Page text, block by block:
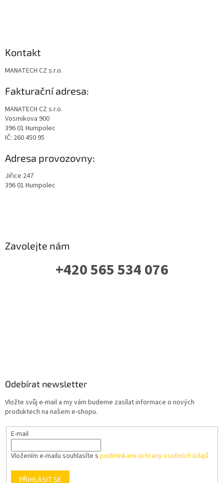
Kontakt
MANATECH CZ s.r.o.
Fakturační adresa:
MANATECH CZ s.r.o.
Vosmikova 900
396 01 Humpolec
IČ: 260 450 95
Adresa provozovny:
Jiřice 247
396 01 Humpolec
Zavolejte nám
+420 565 534 076
Odebírat newsletter
Vložte svůj e-mail a my vám budeme zasílat informace o nových
produktech na našem e-shopu.
E-mail
Vložením e-mailu souhlasíte s podmínkami ochrany osobních údajů
PŘIHLÁSIT SE